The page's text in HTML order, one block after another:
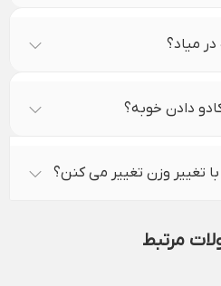
در میاد؟
دادن خوبه؟
تغییر وزن تغییر می کنن؟
مرتبط